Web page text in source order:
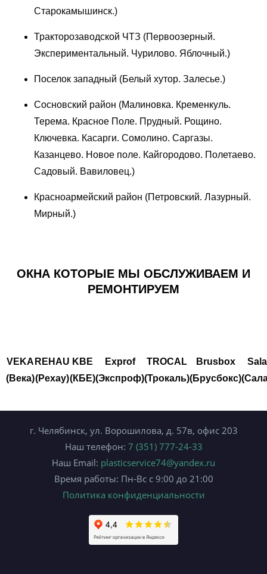
Старокамышинск.)
Тракторозаводской ЧТЗ (Первоозерный.
Экспериментальный. Чурилово. Яблочный.)
Поселок западный (Белый хутор. Залесье.)
Сосновский район (Малиновка. Кременкуль.
Терема. Красное Поле. Прудный. Рощино.
Ключевка. Касарги. Сомолино. Саргазы.
Казанцево. Новое поле. Кайгородово. Полетаево.
Садовый. Вавиловец.)
Красноармейский район (Петровский. Лазурный.
Мирный.)
ОКНА КОТОРЫЕ МЫ ОБСЛУЖИВАЕМ И
РЕМОНТИРУЕМ
VEKA
(Века)
REHAU
(Рехау)
KBE
(КБЕ)
Exprof
(Экспроф)
TROCAL
(Трокаль)
Brusbox
(Брусбокс)
г. Челябинск, ул. Ворошилова, д. 57в, офис 203
Наш телефон: 7 (351) 777-24-33
Наш Email: plasticservice74@yandex.ru
Время работы: Пн-Вс с 9:00 до 21:00
Политика конфиденциальности